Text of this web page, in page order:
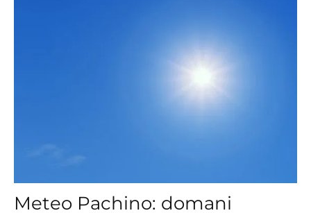
Meteo Pachino: domani